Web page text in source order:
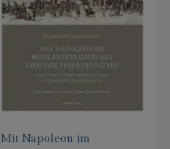
Mit Napoleon im